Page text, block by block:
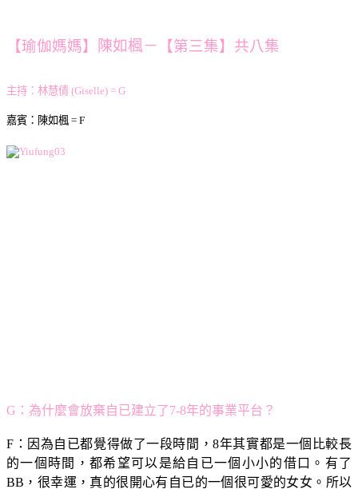
【瑜伽媽媽】 陳如楓－ 【第三集】共八集
主持：林慧倩 (Giselle) = G
嘉賓：陳如楓 = F
G：為什麼會放棄自已建立了7-8年的事業平台？
F：因為自已都覺得做了一段時間，8年其實都是一個比較長
的一個時間，都希望可以是給自已一個小小的借口。有了
BB，很幸運，真的很開心有自已的一個很可愛的女女。所以